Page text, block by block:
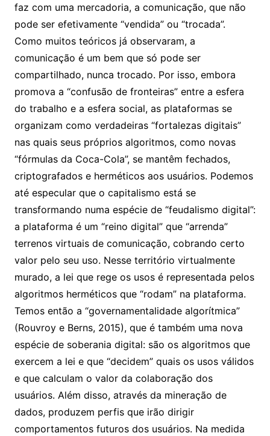
faz com uma mercadoria, a comunicação, que não
pode ser efetivamente “vendida” ou “trocada”.
Como muitos teóricos já observaram, a
comunicação é um bem que só pode ser
compartilhado, nunca trocado. Por isso, embora
promova a “confusão de fronteiras” entre a esfera
do trabalho e a esfera social, as plataformas se
organizam como verdadeiras “fortalezas digitais”
nas quais seus próprios algoritmos, como novas
“fórmulas da Coca-Cola”, se mantêm fechados,
criptografados e herméticos aos usuários. Podemos
até especular que o capitalismo está se
transformando numa espécie de “feudalismo digital”:
a plataforma é um “reino digital” que “arrenda”
terrenos virtuais de comunicação, cobrando certo
valor pelo seu uso. Nesse território virtualmente
murado, a lei que rege os usos é representada pelos
algoritmos herméticos que “rodam” na plataforma.
Temos então a “governamentalidade algorítmica”
(Rouvroy e Berns, 2015), que é também uma nova
espécie de soberania digital: são os algoritmos que
exercem a lei e que “decidem” quais os usos válidos
e que calculam o valor da colaboração dos
usuários. Além disso, através da mineração de
dados, produzem perfis que irão dirigir
comportamentos futuros dos usuários. Na medida